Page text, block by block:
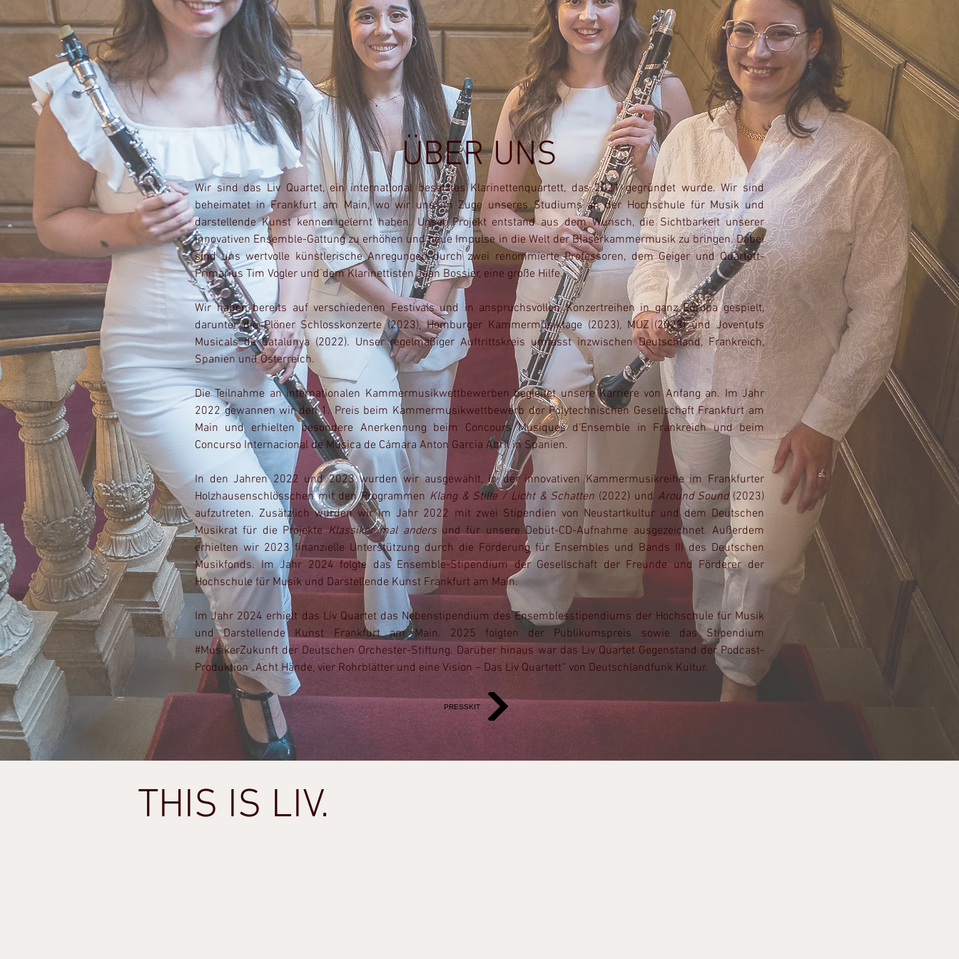
ÜBER UNS
Wir sind das Liv Quartet, ein international besetztes Klarinettenquartett, das 2021 gegründet wurde. Wir sind
beheimatet in Frankfurt am Main, wo wir uns im Zuge unseres Studiums an der Hochschule für Musik und
darstellende Kunst kennen gelernt haben. Unser Projekt entstand aus dem Wunsch, die Sichtbarkeit unserer
innovativen Ensemble-Gattung zu erhöhen und neue Impulse in die Welt der Bläserkammermusik zu bringen. Dabei
sind uns wertvolle künstlerische Anregungen durch zwei renommierte Professoren, dem Geiger und Quartett-
Primarius Tim Vogler und dem Klarinettisten Jaan Bossier, eine große Hilfe.
​Wir haben bereits auf verschiedenen Festivals und in anspruchsvollen Konzertreihen in ganz Europa gespielt,
darunter die Plöner Schlosskonzerte (2023), Homburger Kammermusiktage (2023), MUZ (2023) und Joventuts
Musicals de Catalunya (2022). Unser regelmäßiger Auftrittskreis umfasst inzwischen Deutschland, Frankreich,
Spanien und Österreich.
​Die Teilnahme an internationalen Kammermusikwettbewerben begleitet unsere Karriere von Anfang an. Im Jahr
2022 gewannen wir den 1. Preis beim Kammermusikwettbewerb der Polytechnischen Gesellschaft Frankfurt am
Main und erhielten besondere Anerkennung beim Concours Musiques d'Ensemble in Frankreich und beim
Concurso Internacional de Música de Cámara Anton Garcia Abril in Spanien. ​
In den Jahren 2022 und 2023 wurden wir ausgewählt, in der innovativen Kammermusikreihe im Frankfurter
Holzhausenschlösschen mit den Programmen Klang & Stille / Licht & Schatten (2022) und Around Sound(2023)
aufzutreten. Zusätzlich wurden wir im Jahr 2022 mit zwei Stipendien von Neustartkultur und dem Deutschen
Musikrat für die ProjekteKlassiker mal andersund für unsere Debüt-CD-Aufnahme ausgezeichnet. Außerdem
erhielten wir 2023 finanzielle Unterstützung durch die Förderung für Ensembles und Bands III des Deutschen
Musikfonds. Im Jahr 2024 folgte das Ensemble-Stipendium der Gesellschaft der Freunde und Förderer der
Hochschule für Musik und Darstellende Kunst Frankfurt am Main.
Im Jahr 2024 erhielt das Liv Quartet das Nebenstipendium des Ensemblesstipendiums der Hochschule für Musik
und Darstellende Kunst Frankfurt am Main. 2025 folgten der Publikumspreis sowie das Stipendium
#MusikerZukunft der Deutschen Orchester-Stiftung. Darüber hinaus war das Liv Quartet Gegenstand der Podcast-
Produktion „Acht Hände, vier Rohrblätter und eine Vision – Das Liv Quartett“ von Deutschlandfunk Kultur.
PRESSKIT
THIS IS LIV.